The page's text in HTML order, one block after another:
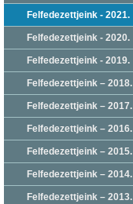
Felfedezettjeink - 2021.
Felfedezettjeink - 2020.
Felfedezettjeink - 2019.
Felfedezettjeink – 2018.
Felfedezettjeink – 2017.
Felfedezettjeink – 2016.
Felfedezettjeink – 2015.
Felfedezettjeink – 2014.
Felfedezettjeink – 2013.